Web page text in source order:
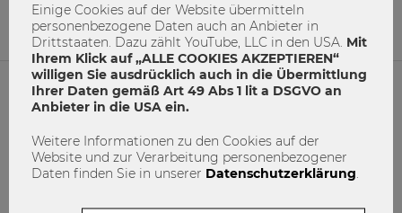
5 0
NETIQUETTE
IMPRESSUM
MACH MIT!
Einige Cookies auf der Website übermitteln
personenbezogene Daten auch an Anbieter in
Drittstaaten. Dazu zählt YouTube, LLC in den USA. Mit
Ihrem Klick auf „ALLE COOKIES AKZEPTIEREN“
willigen Sie ausdrücklich auch in die Übermittlung
Ihrer Daten gemäß Art 49 Abs 1 lit a DSGVO an
Anbieter in die USA ein.
Weitere Informationen zu den Cookies auf der
Website und zur Verarbeitung personenbezogener
Daten finden Sie in unserer Datenschutzerklärung